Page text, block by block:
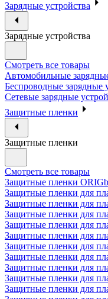
Зарядные устройства
Зарядные устройства
Смотреть все товары
Автомобильные
Беспроводные зарядные
Сетевые зарядные
Защитные пленки
Защитные пленки
Смотреть все товары
Защитные пленки
Защитные пленки для
Защитные пленки для
Защитные пленки для
Защитные пленки для
Защитные пленки для
Защитные пленки для
Защитные пленки для
Защитные пленки для
Защитные пленки для
Защитные пленки для